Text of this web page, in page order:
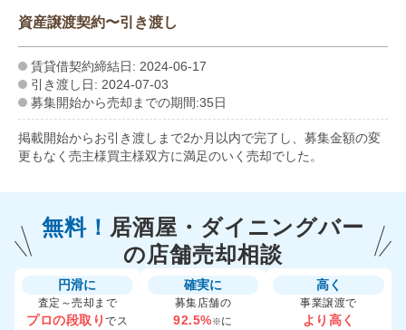
資産譲渡契約〜引き渡し
賃貸借契約締結日: 2024-06-17
引き渡し日: 2024-07-03
募集開始から売却までの期間:35日
掲載開始からお引き渡しまで2か月以内で完了し、募集金額の変
更もなく売主様買主様双方に満足のいく売却でした。
無料！ 居酒屋・ダイニングバー
の店舗売却相談
円滑に
査定～売却まで
プロの段取りでス
確実に
募集店舗の
92.5%※に
高く
事業譲渡で
より高く